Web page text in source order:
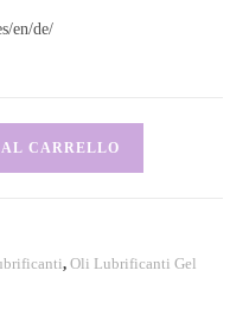
en/de/
CARRELLO
,Oli Lubrificanti Gel